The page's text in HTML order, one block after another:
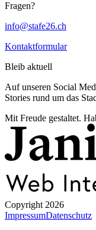
Fragen?
info@stafe26.ch
Kontaktformular
Bleib aktuell
Auf unseren Social
Stories rund um das
Mit Freude gestaltet.
Copyright 2026
ImpressumDatenschutz